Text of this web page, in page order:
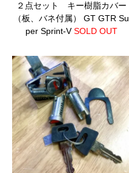
２点セット キー樹脂カバー
（板、バネ付属）
GT GTR Su
per Sprint-VSOLD OUT